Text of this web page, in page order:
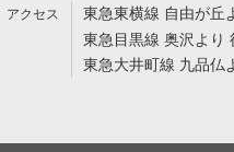
東急東横線 自由が丘
東急目黒線 奥沢より
東急大井町線 九品仏